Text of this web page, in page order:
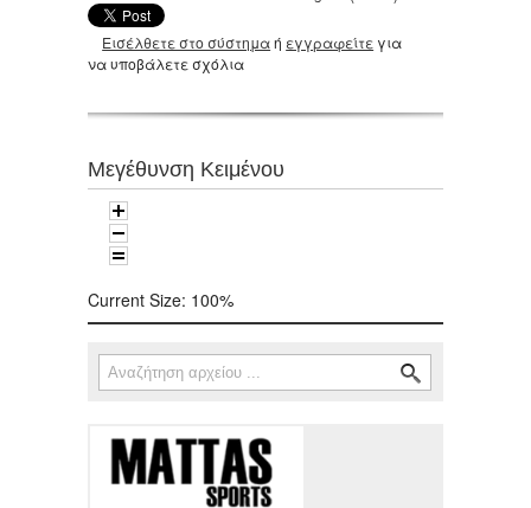
Εισέλθετε στο σύστημαή εγγραφείτε για
να υποβάλετε σχόλια
Μεγέθυνση Κειμένου
Current Size: 100%
Φόρμα αναζήτησης
Αναζήτηση